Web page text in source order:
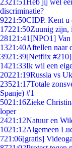
2321:51Heb jij wel
discriminatie?
9221:50CIDP. Kent u
17221:50Zuunig zijn,
281 21:41 [NPO1] Van
1321:40Aftellen naar
3921:39[Netflix
1421:33Ik wil een
20221:19Russia vs
23521:17Totale
Spanje) #1
5021:16Zieke
loper
2421:12Natuur en
1021:12Algemeen
721:06[gratis]